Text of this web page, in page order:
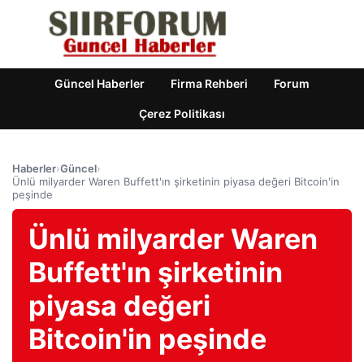
Güncel Haberler Firma Rehberi Forum
Çerez Politikası
Haberler›Güncel›
Ünlü milyarder Waren Buffett'ın şirketinin piyasa değeri Bitcoin'in
peşinde
Ünlü milyarder Waren
Buffett'ın şirketinin
piyasa değeri
Bitcoin'in peşinde